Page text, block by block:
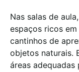
Nas salas de
espaços ricos
cantinhos de
objetos naturais.
áreas adequadas